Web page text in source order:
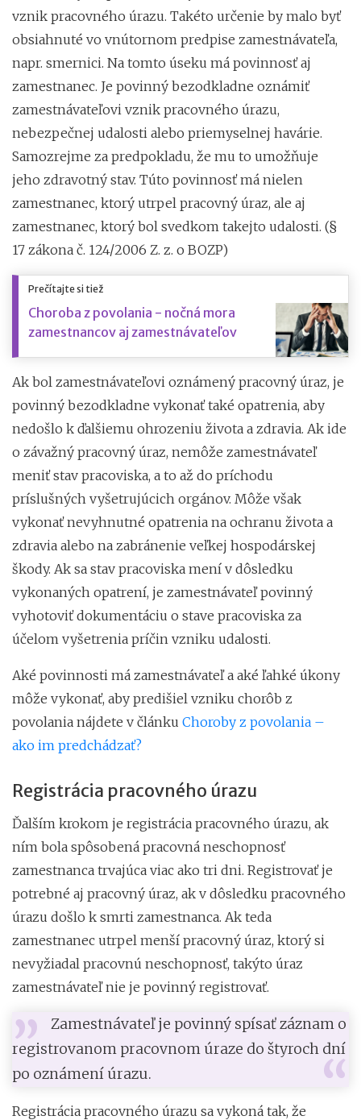
vznik pracovného úrazu. Takéto určenie by malo byť
obsiahnuté vo vnútornom predpise zamestnávateľa,
napr. smernici. Na tomto úseku má povinnosť aj
zamestnanec. Je povinný bezodkladne oznámiť
zamestnávateľovi vznik pracovného úrazu,
nebezpečnej udalosti alebo priemyselnej havárie.
Samozrejme za predpokladu, že mu to umožňuje
jeho zdravotný stav. Túto povinnosť má nielen
zamestnanec, ktorý utrpel pracovný úraz, ale aj
zamestnanec, ktorý bol svedkom takejto udalosti. (§
17 zákona č. 124/2006 Z. z. o BOZP)
Prečítajte si tiež
Choroba z povolania - nočná mora
zamestnancov aj zamestnávateľov
Ak bol zamestnávateľovi oznámený pracovný úraz, je
povinný bezodkladne vykonať také opatrenia, aby
nedošlo k ďalšiemu ohrozeniu života a zdravia. Ak ide
o závažný pracovný úraz, nemôže zamestnávateľ
meniť stav pracoviska, a to až do príchodu
príslušných vyšetrujúcich orgánov. Môže však
vykonať nevyhnutné opatrenia na ochranu života a
zdravia alebo na zabránenie veľkej hospodárskej
škody. Ak sa stav pracoviska mení v dôsledku
vykonaných opatrení, je zamestnávateľ povinný
vyhotoviť dokumentáciu o stave pracoviska za
účelom vyšetrenia príčin vzniku udalosti.
Aké povinnosti má zamestnávateľ a aké ľahké úkony
môže vykonať, aby predišiel vzniku chorôb z
povolania nájdete v článku Choroby z povolania –
ako im predchádzať?
Registrácia pracovného úrazu
Ďalším krokom je registrácia pracovného úrazu, ak
ním bola spôsobená pracovná neschopnosť
zamestnanca trvajúca viac ako tri dni. Registrovať je
potrebné aj pracovný úraz, ak v dôsledku pracovného
úrazu došlo k smrti zamestnanca. Ak teda
zamestnanec utrpel menší pracovný úraz, ktorý si
nevyžiadal pracovnú neschopnosť, takýto úraz
zamestnávateľ nie je povinný registrovať.
Zamestnávateľ je povinný spísať záznam o
registrovanom pracovnom úraze do štyroch dní
po oznámení úrazu.
Registrácia pracovného úrazu sa vykoná tak, že